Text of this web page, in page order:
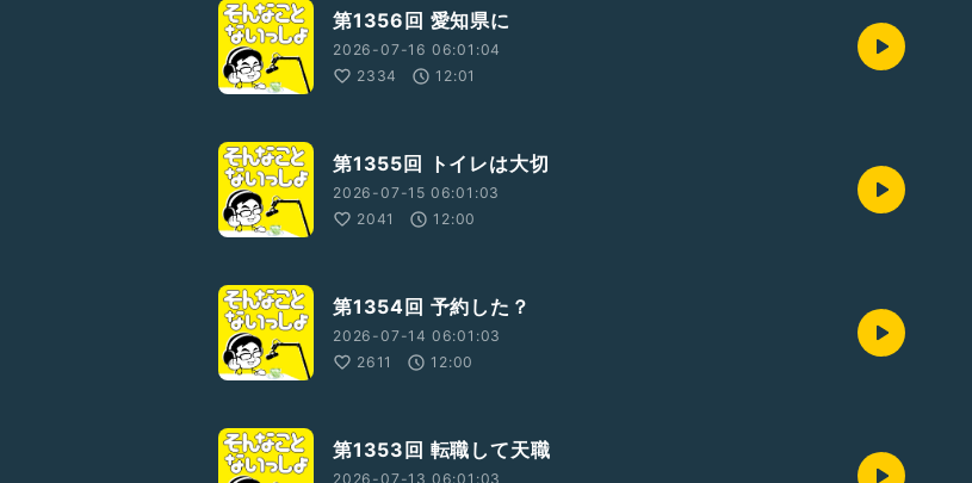
第1356回 愛知県に
2026-07-16 06:01:04
2334
12:01
第1355回 トイレは大切
2026-07-15 06:01:03
2041
12:00
第1354回 予約した？
2026-07-14 06:01:03
2611
12:00
第1353回 転職して天職
2026-07-13 06:01:03